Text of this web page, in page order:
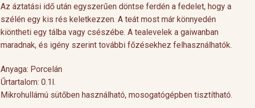
Az áztatási idő után egyszerűen döntse ferdén a fedelet, hogy a
szélén egy kis rés keletkezzen. A teát most már könnyedén
kiöntheti egy tálba vagy csészébe. A tealevelek a gaiwanban
maradnak, és igény szerint további főzésekhez felhasználhatók.
Anyaga: Porcelán
Űrtartalom: 0.1l.
Mikrohullámú sütőben használható, mosogatógépben tisztítható.
Cocktail Time
Hozzávalók 1 pohárhoz: 3 g Demmers